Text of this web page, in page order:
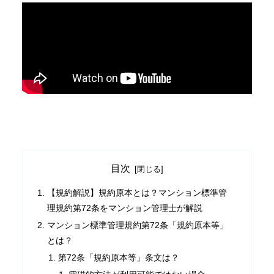
目次
【規約解説】規約原本とは？マンション標準管
理規約第72条をマンション管理士が解説
マンション標準管理規約第72条「規約原本等」
とは？
第72条「規約原本等」条文は？